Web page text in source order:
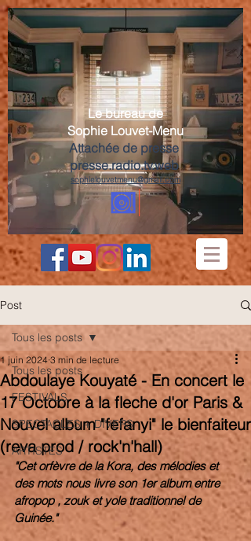
Le bureau de
Sophie Louvet-Menu
Attachée de presse
presse.radio.tv.web
sophielouvetmenu@gmail.com
Post
Tous les posts
FESTIVALS
SPECTACLES + DIVERS
ARTISTES
Tous les posts
Abdoulaye Kouyaté - En concert le
17 Octobre à la fleche d'or Paris &
Nouvel album "fefanyi" le bienfaiteur
(reva prod / rock'n'hall)
1 juin 2024 3 min de lecture
"Cet orfèvre de la Kora, des mélodies et
des mots nous livre son 1er album entre
afropop , zouk et yole traditionnel de
Guinée."